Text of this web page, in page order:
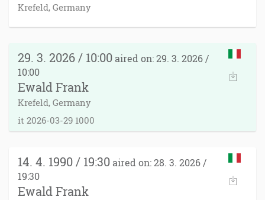
Krefeld, Germany
29. 3. 2026 / 10:00 aired on: 29. 3. 2026 /
10:00
Ewald Frank
Krefeld, Germany
it 2026-03-29 1000
14. 4. 1990 / 19:30 aired on: 28. 3. 2026 /
19:30
Ewald Frank